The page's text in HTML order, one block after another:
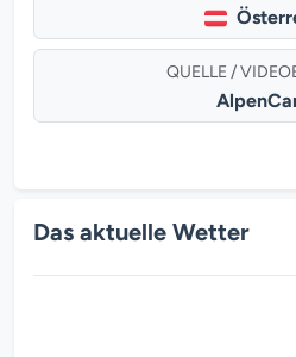
QUELLE /
Das aktuelle Wetter